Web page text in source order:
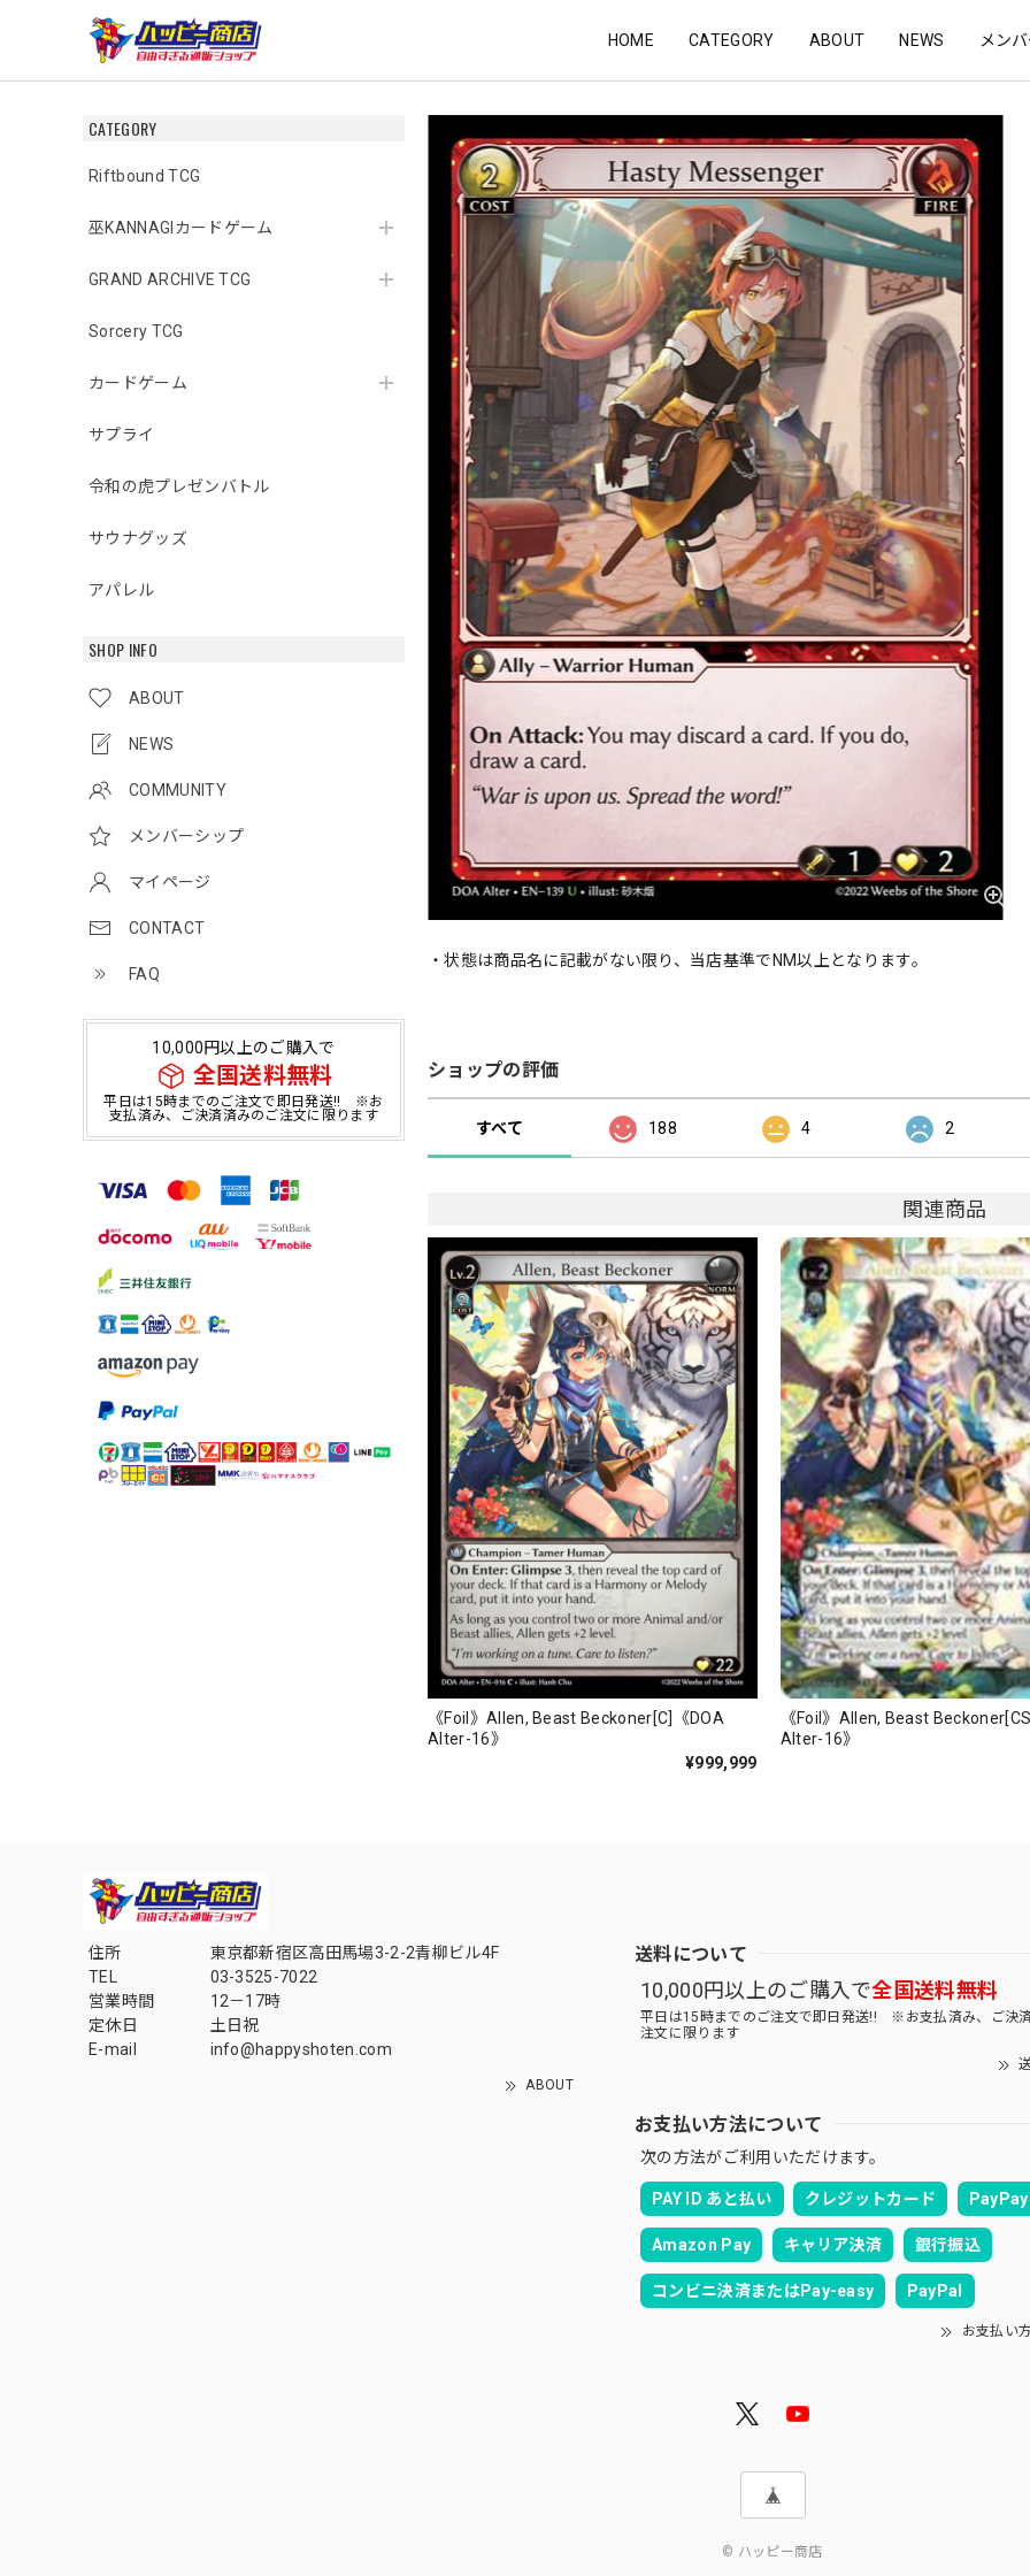
HOME CATEGORY ABOUT NEWS メン
CATEGORY
Riftbound TCG
巫KANNAGIカードゲーム
GRAND ARCHIVE TCG
Sorcery TCG
カードゲーム
サプライ
令和の虎プレゼンバトル
サウナグッズ
アパレル
SHOP INFO
ABOUT
NEWS
COMMUNITY
メンバーシップ
マイページ
CONTACT
FAQ
10,000円以上のご購入で
全国送料無料
平日は15時までのご注文で即日発送!! ※お
支払済み、ご決済済みのご注文に限ります
・状態は商品名に記載がない限り、当店基準でNM以上となります。
ショップの評価
すべて 188 4 2
関連商品
《Foil》Allen, Beast Beckoner[C]《DOA
Alter-16》
¥999,999
《Foil》Allen, Beast
Alter-16》
住所
東京都新宿区高田馬場3-2-2青柳ビル4F
TEL
03-3525-7022
営業時間
12－17時
定休日
土日祝
E-mail
info@happyshoten.com
ABOUT
送料について
10,000円以上のご購入で全国送料無料
平日は15時までのご注文で即日発送!! ※お支払済み、ご決
注文に限ります
お支払い方法について
次の方法がご利用いただけます。
PAY ID あと払い クレジットカード PayPay
Amazon Pay キャリア決済 銀行振込
コンビニ決済またはPay-easy PayPal
お支払い
© ハッピー商店